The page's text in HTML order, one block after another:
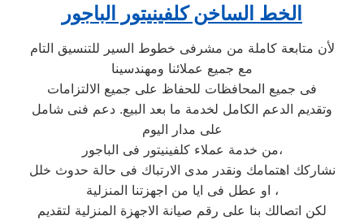
الخط الساخن كلفينيتور الباجور
لأن متابعة كاملة من مشرفى خطوط السير للتنسيق التام
مع جميع عملائنا ومهندسينا
فى جميع المحافظات للحفاظ على جميع الالتزامات
وتقديم الدعم الكامل لخدمة ما بعد البيع. دعم فنى شامل
على مدار اليوم
من خدمة عملاء كلفينيتور فى الباجور،
نشاركك اهتمامك ونقدر مدى الارتباك فى حالة حدوث خلل
او عطل فى ايا من اجهزتنا المنزلية ،
لكن اتصالك بنا على رقم صيانة الاجهزة المنزلية لتقديم